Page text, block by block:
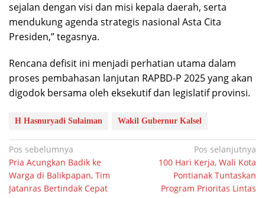
sejalan dengan visi dan misi kepala daerah, serta
mendukung agenda strategis nasional Asta Cita
Presiden,” tegasnya.
Rencana defisit ini menjadi perhatian utama dalam
proses pembahasan lanjutan RAPBD-P 2025 yang akan
digodok bersama oleh eksekutif dan legislatif provinsi.
H Hasnuryadi Sulaiman Wakil Gubernur Kalsel
Navigasi
pos
Pos sebelumnya
Pria Acungkan Badik ke
Warga di Balikpapan, Tim
Jatanras Bertindak Cepat
Pos selanjutnya
100 Hari Kerja, Wali Kota
Pontianak Tuntaskan
Program Prioritas Lintas